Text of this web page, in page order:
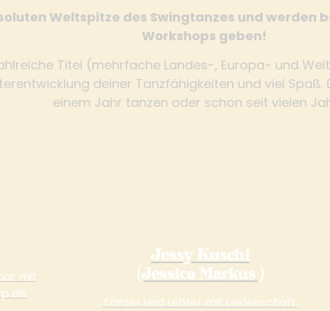
Weltspitze des Swingtanzes und werden
Workshops geben!
Titel (mehrfache Landes-, Europa- und
deiner Tanzfähigkeiten und viel
einem Jahr tanzen oder schon seit vielen
mit
als
Jessy Kuschi
(Jessica Markus )
Tänzer und Lehrer mit Leidenschaft.